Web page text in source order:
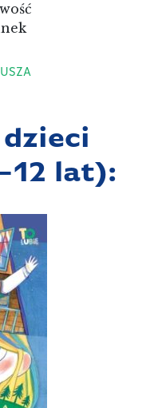
lat):